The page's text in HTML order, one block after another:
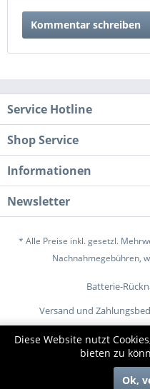
Kommentar schreiben
Service Hotline
Shop Service
Informationen
Newsletter
* Alle Preise inkl. gesetzl.
Nachnahmegebühren,
Batterie-
Versand und
Datenschutz
©
Diese Website nutzt
bieten zu
Ok,